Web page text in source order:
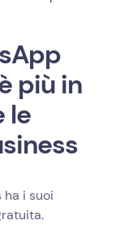
più in
le
i suoi